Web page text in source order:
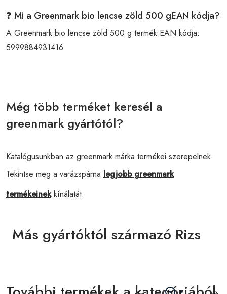
❓ Mi a Greenmark bio lencse zöld 500 gEAN kódja?
A Greenmark bio lencse zöld 500 g termék EAN kódja:
5999884931416
Még több terméket keresél a
greenmark gyártótól?
Katalógusunkban az greenmark márka termékei szerepelnek.
Tekintse meg a varázspárna legjobb greenmark
termékeinekkínálatát.
Más gyártóktól származó Rizs